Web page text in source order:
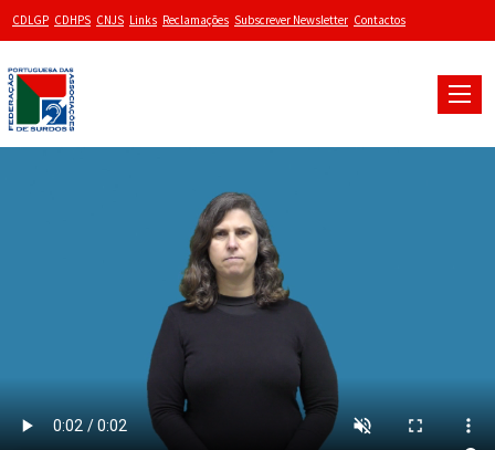
CDLGP CDHPS CNJS Links Reclamações Subscrever Newsletter Contactos
Toggle